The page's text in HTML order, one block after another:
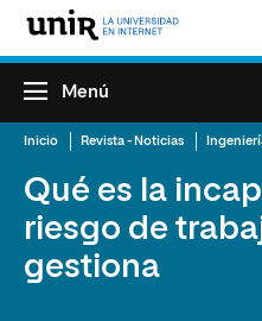
Menú
Inicio Revista - Noticias
Qué es la
riesgo de
gestiona